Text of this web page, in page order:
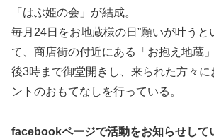
「はぶ姫の会」が結成。
毎月24日をお地蔵様の日”願いが叶うと
て、商店街の付近にある「お抱え地蔵
後3時まで御堂開きし、来られた方々
ントのおもてなしを行っている。
facebookページで活動をお知らせして